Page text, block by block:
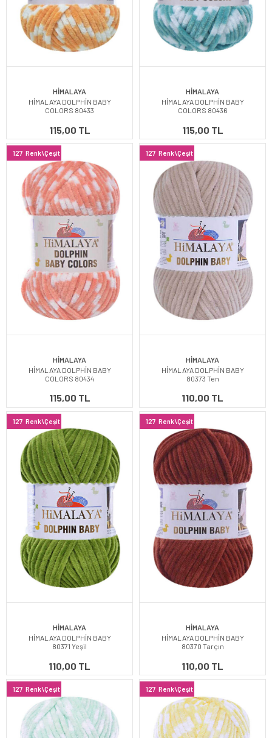
HİMALAYA
HİMALAYA DOLPHİN BABY
COLORS 80433
115,00 TL
HİMALAYA
HİMALAYA DOLPHİN BABY
COLORS 80436
115,00 TL
127 Renk\Çeşit
HİMALAYA
HİMALAYA DOLPHİN BABY
COLORS 80434
115,00 TL
127 Renk\Çeşit
HİMALAYA
HİMALAYA DOLPHİN BABY
80373 Ten
110,00 TL
127 Renk\Çeşit
HİMALAYA
HİMALAYA DOLPHİN BABY
80371 Yeşil
110,00 TL
127 Renk\Çeşit
HİMALAYA
HİMALAYA DOLPHİN BABY
80370 Tarçın
110,00 TL
127 Renk\Çeşit 127 Renk\Çeşit